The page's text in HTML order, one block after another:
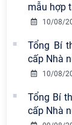
mẫu hợp
10/08/
Tổng Bí
cấp Nhà
10/08/
Tổng Bí
cấp Nhà